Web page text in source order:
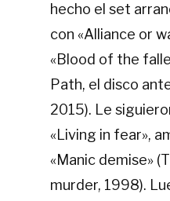
hecho el set
con «Alliance or
«Blood of the
Path, el disco
2015). Le
«Living in fear»,
«Manic demise»
murder, 1998).